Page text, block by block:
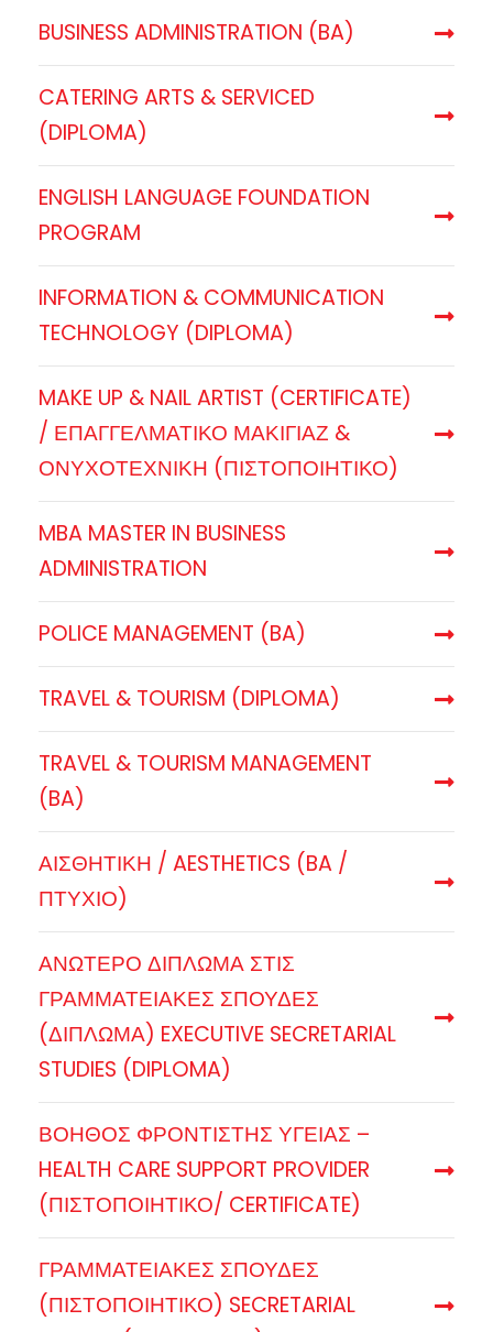
BUSINESS ADMINISTRATION (BA)
CATERING ARTS & SERVICED
(DIPLOMA)
ENGLISH LANGUAGE FOUNDATION
PROGRAM
INFORMATION & COMMUNICATION
TECHNOLOGY (DIPLOMA)
MAKE UP & NAIL ARTIST (CERTIFICATE)
/ ΕΠΑΓΓΕΛΜΑΤΙΚΟ ΜΑΚΙΓΙΑΖ &
ΟΝΥΧΟΤΕΧΝΙΚΗ (ΠΙΣΤΟΠΟΙΗΤΙΚΟ)
MBA MASTER IN BUSINESS
ADMINISTRATION
POLICE MANAGEMENT (BA)
TRAVEL & TOURISM (DIPLOMA)
TRAVEL & TOURISM MANAGEMENT
(BA)
ΑΙΣΘΗΤΙΚΗ / AESTHETICS (BA /
ΠΤΥΧΙΟ)
ΑΝΩΤΕΡΟ ΔΙΠΛΩΜΑ ΣΤΙΣ
ΓΡΑΜΜΑΤΕΙΑΚΕΣ ΣΠΟΥΔΕΣ
(ΔΙΠΛΩΜΑ) EXECUTIVE SECRETARIAL
STUDIES (DIPLOMA)
ΒΟΗΘΟΣ ΦΡΟΝΤΙΣΤΗΣ ΥΓΕΙΑΣ –
HEALTH CARE SUPPORT PROVIDER
(ΠΙΣΤΟΠΟΙΗΤΙΚΟ/ CERTIFICATE)
ΓΡΑΜΜΑΤΕΙΑΚΕΣ ΣΠΟΥΔΕΣ
(ΠΙΣΤΟΠΟΙΗΤΙΚΟ) SECRETARIAL